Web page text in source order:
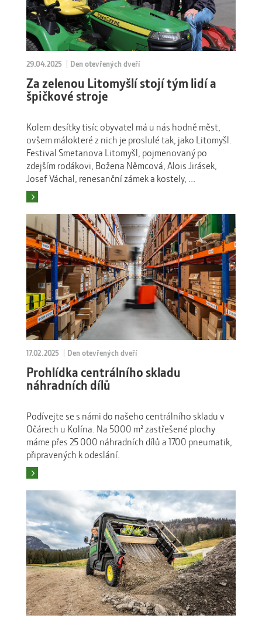
29.04.2025 Den otevřených dveří
Za zelenou Litomyšlí stojí tým lidí a
špičkové stroje
Kolem desítky tisíc obyvatel má u nás hodně měst,
ovšem málokteré z nich je proslulé tak, jako Litomyšl.
Festival Smetanova Litomyšl, pojmenovaný po
zdejším rodákovi, Božena Němcová, Alois Jirásek,
Josef Váchal, renesanční zámek a kostely, ...
17.02.2025 Den otevřených dveří
Prohlídka centrálního skladu
náhradních dílů
Podívejte se s námi do našeho centrálního skladu v
Očárech u Kolína. Na 5000 m² zastřešené plochy
máme přes 25 000 náhradních dílů a 1700 pneumatik,
připravených k odeslání.